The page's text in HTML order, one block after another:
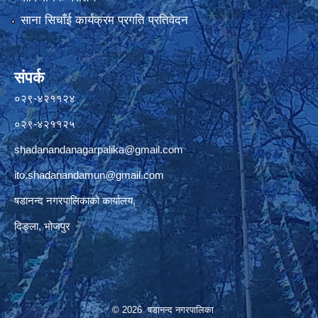
साना सिचाँई कार्यक्रम प्रगति प्रतिवेदन
संपर्क
०२९-४२११२४
०२९-४२११२५
shadanandanagarpalika@gmail.com
ito.shadanandamun@gmail.com
षडानन्द नगरपालिकाको कार्यालय,
दिङ्ला, भोजपुर
© 2026 षडानन्द नगरपालिका